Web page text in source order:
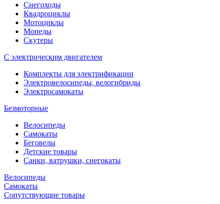
Снегоходы
Квадроциклы
Мотоциклы
Мопеды
Скутеры
С электрическим двигателем
Комплекты для электрификации
Электровелосипеды, велогибриды
Электросамокаты
Безмоторные
Велосипеды
Самокаты
Беговелы
Детские товары
Санки, ватрушки, снегокаты
Велосипеды
Самокаты
Сопутствующие товары